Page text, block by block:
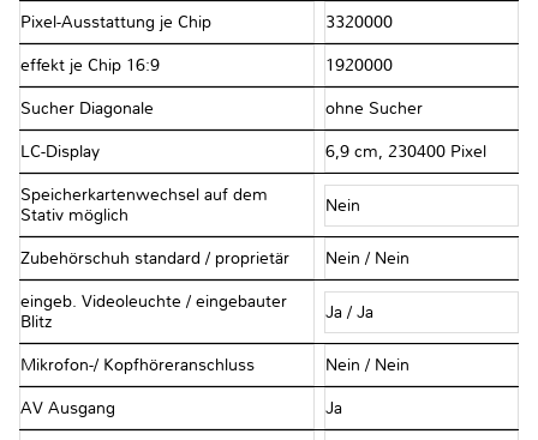
Pixel-Ausstattung je Chip 3320000
effekt je Chip 16:9 1920000
Sucher Diagonale ohne Sucher
LC-Display 6,9 cm, 230400 Pixel
Speicherkartenwechsel auf dem
Stativ möglich
Nein
Zubehörschuh standard / proprietär Nein / Nein
eingeb. Videoleuchte / eingebauter
Blitz
Ja / Ja
Mikrofon-/ Kopfhöreranschluss Nein / Nein
AV Ausgang Ja